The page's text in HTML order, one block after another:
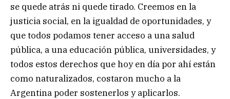
se quede atrás ni quede tirado. Creemos en la
justicia social, en la igualdad de oportunidades, y
que todos podamos tener acceso a una salud
pública, a una educación pública, universidades, y
todos estos derechos que hoy en día por ahí están
como naturalizados, costaron mucho a la
Argentina poder sostenerlos y aplicarlos.